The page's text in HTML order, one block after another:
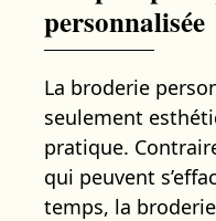
personnalisée
La broderie
seulement
pratique.
qui peuvent
temps, la